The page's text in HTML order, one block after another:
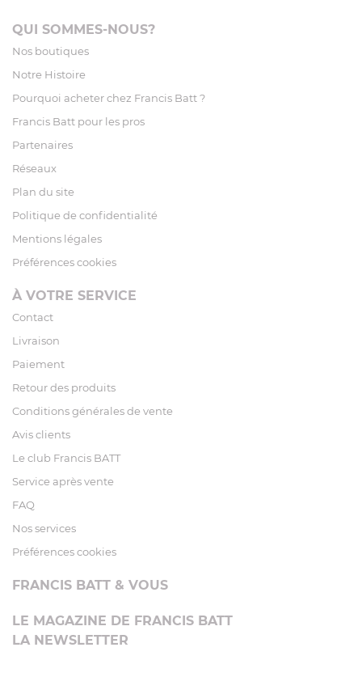
QUI SOMMES-NOUS?
Nos boutiques
Notre Histoire
Pourquoi acheter chez Francis Batt ?
Francis Batt pour les pros
Partenaires
Réseaux
Plan du site
Politique de confidentialité
Mentions légales
Préférences cookies
À VOTRE SERVICE
Contact
Livraison
Paiement
Retour des produits
Conditions générales de vente
Avis clients
Le club Francis BATT
Service après vente
FAQ
Nos services
Préférences cookies
FRANCIS BATT & VOUS
LE MAGAZINE DE FRANCIS BATT
LA NEWSLETTER